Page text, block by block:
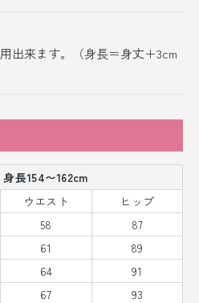
出来ます。（身長＝身丈＋3cm
身長154〜162cm
ウエスト
ヒップ
58
87
61
89
64
91
67
93